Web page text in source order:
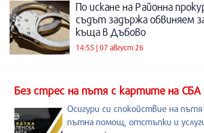
По искане на Районна
съдът задържа обвиняем
къща в Дъбово
14:55 | 07 август 26
Без стрес на пътя с картите на СБА
Осигури си спокойствие на
пътна помощ, отстъпки и